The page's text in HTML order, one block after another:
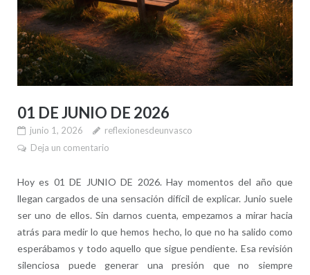
01 DE JUNIO DE 2026
junio 1, 2026
reflexionesdeunvasco
Deja un comentario
Hoy es 01 DE JUNIO DE 2026. Hay momentos del año que
llegan cargados de una sensación difícil de explicar. Junio suele
ser uno de ellos. Sin darnos cuenta, empezamos a mirar hacia
atrás para medir lo que hemos hecho, lo que no ha salido como
esperábamos y todo aquello que sigue pendiente. Esa revisión
silenciosa puede generar una presión que no siempre